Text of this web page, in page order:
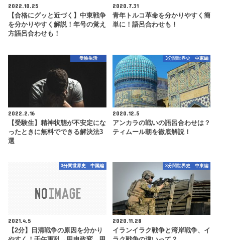
2022.10.25
【合格にグッと近づく】中東戦争
を分かりやすく解説！年号の覚え
方語呂合わせも！
2020.7.31
青年トルコ革命を分かりやすく簡
単に！語呂合わせも！
受験生活
2022.2.16
【受験生】精神状態が不安定にな
ったときに無料でできる解決法3
選
3分間世界史 中東編
2020.12.5
アンカラの戦いの語呂合わせは？
ティムール朝を徹底解説！
3分間世界史 中国編
2021.4.5
【2分】日清戦争の原因を分かり
3分間世界史 中東編
2020.11.28
イランイラク戦争と湾岸戦争、イ